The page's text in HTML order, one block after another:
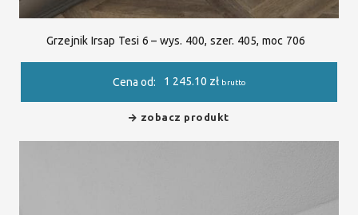
Grzejnik Irsap Tesi 6 – wys. 400, szer. 405, moc 706
Cena od: 1 245.10 zł brutto
zobacz produkt